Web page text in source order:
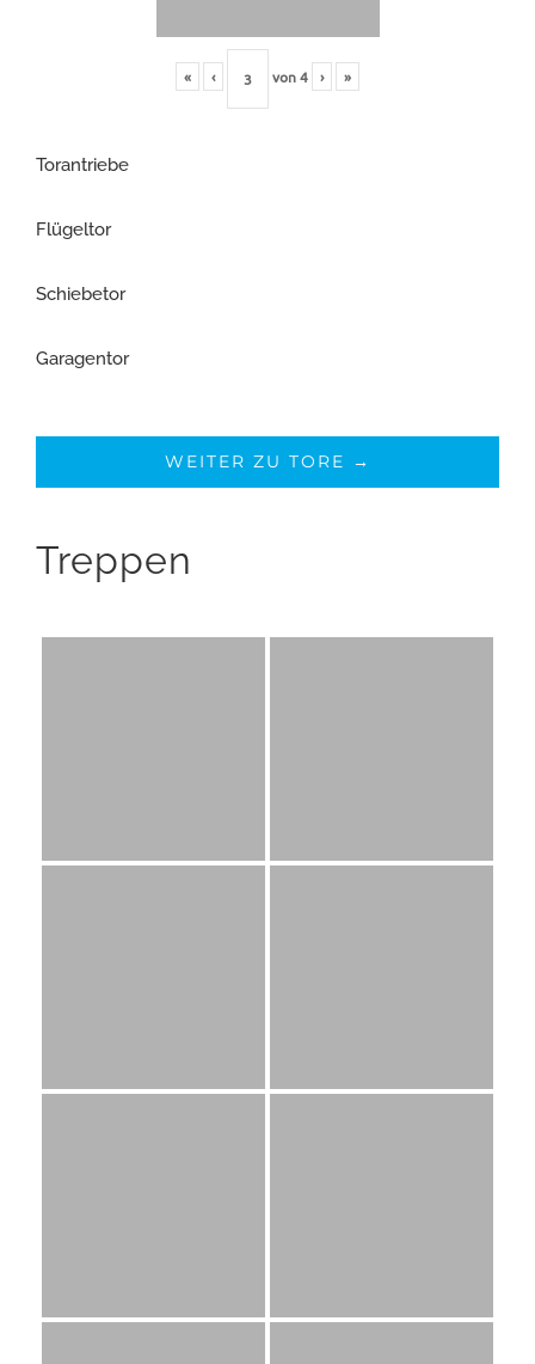
« ‹ von4 › »
Torantriebe
Flügeltor
Schiebetor
Garagentor
WEITER ZU TORE →
Treppen